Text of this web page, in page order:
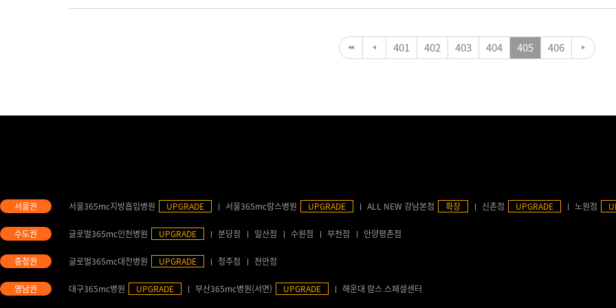
401 402 403 404 405 406
서울365mc지방흡입병원 UPGRADE 서울365mc람스병원 UPGRADE ALL NEW 강남본점 확장 신촌점 UPGRADE 노원점
글로벌365mc인천병원 UPGRADE 분당점 일산점 수원점 부천점 안양평촌점
글로벌365mc대전병원 UPGRADE 청주점 천안점
대구365mc병원 UPGRADE 부산365mc병원(서면) UPGRADE 해운대 람스 스페셜센터